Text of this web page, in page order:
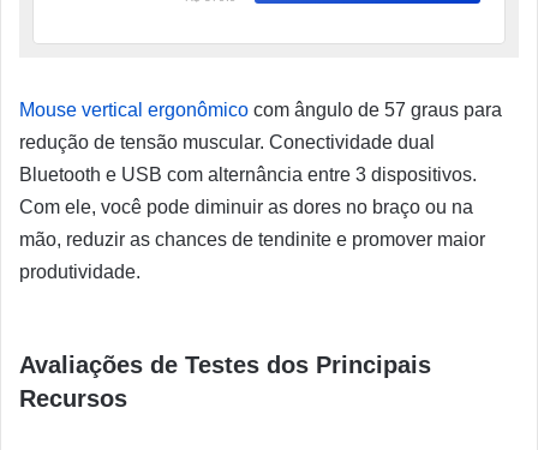
Mouse vertical ergonômico com ângulo de 57 graus para
redução de tensão muscular. Conectividade dual
Bluetooth e USB com alternância entre 3 dispositivos.
Com ele, você pode diminuir as dores no braço ou na
mão, reduzir as chances de tendinite e promover maior
produtividade.
Avaliações de Testes dos Principais
Recursos